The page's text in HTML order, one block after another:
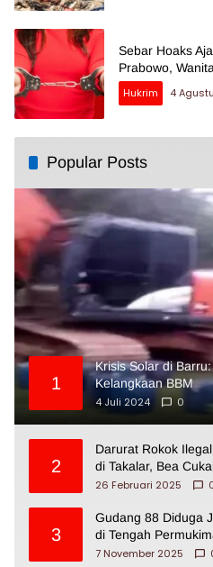
Sebar Hoaks
Prabowo,
Hukrim
4
Popular Posts
1
Krisis Solar di
Kelangkaan BBM
4 Juli 2024
0
2
Darurat Rokok
di Takalar, Bea
26 Februari 2025
3
Gudang 88 Diduga
di Tengah
7 November 2025